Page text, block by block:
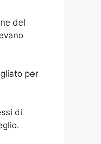
del
per
di